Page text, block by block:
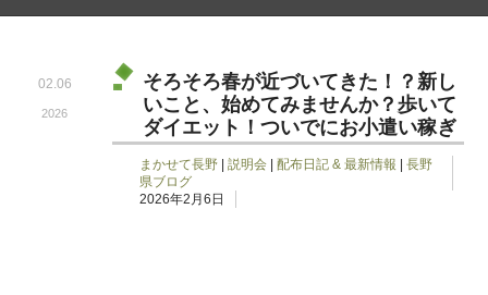
そろそろ春が近づいてきた！？新し
いこと、始めてみませんか？歩いて
ダイエット！ついでにお小遣い稼ぎ
まかせて長野 |説明会 配布日記 & 最新情報 |長野
県ブログ
2026年2月6日
2026
02.06